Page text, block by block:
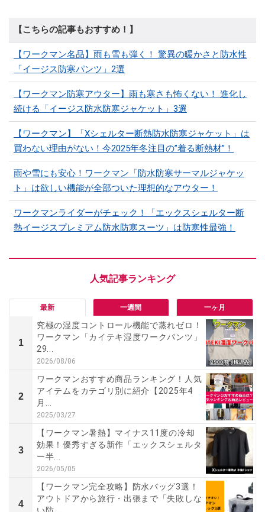
【こちらの記事もおすすめ！】
【ワークマン名品】雨も雪も弾く！ 驚異の暖かさと防水性
「イージス防寒パンツ」2選
【ワークマン防寒アウター】雨も寒さも怖くない！ 進化し
続ける「イージス防水防寒ジャケット」3選
【ワークマン】「Xシェルター断熱防水防寒ジャケット」は
買わない理由がない！今2025年冬注目の”着る断熱材”！
雨や雪にも安心！ワークマン「防水防寒サーマルジャケッ
ト」は欲しい機能が全部ついた理想的なアウター！
ワークマンライダーがチェック！「エックスシェルター断
熱イージスプレミアム防水防寒スーツ」は防寒性最強！
最新 一週間 一ヶ月
1
究極の湿度コントロール機能で蒸れゼロ！
ワークマン「カイテキ湿度ワークパンツ」
29...
2026/08/06
2
ワークマンおすすめ商品ランキング！人気
アイテムをカテゴリ別に紹介【2025年4
月...
2025/03/27
3
【ワークマン暑熱】マイナス11度の冷却
効果！優秀すぎる新作「エックスシェルタ
ー半...
2026/05/05
4
【ワークマン完全攻略】防水バッグ3選！
アウトドアから旅行・出張まで「失敗しな
い防...